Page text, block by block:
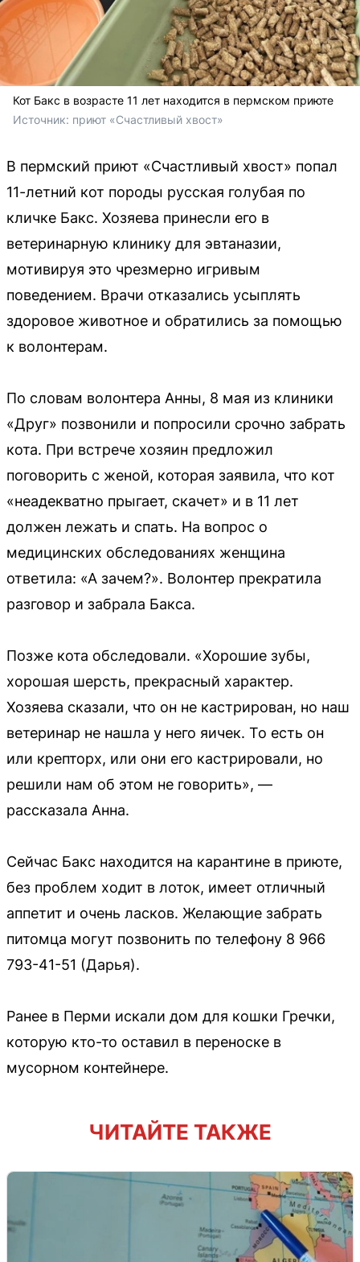
Кот Бакс в возрасте 11 лет находится в пермском приюте
Источник: приют «Счастливый хвост»
В пермский приют «Счастливый хвост» попал
11-летний кот породы русская голубая по
кличке Бакс. Хозяева принесли его в
ветеринарную клинику для эвтаназии,
мотивируя это чрезмерно игривым
поведением. Врачи отказались усыплять
здоровое животное и обратились за помощью
к волонтерам.
По словам волонтера Анны, 8 мая из клиники
«Друг» позвонили и попросили срочно забрать
кота. При встрече хозяин предложил
поговорить с женой, которая заявила, что кот
«неадекватно прыгает, скачет» и в 11 лет
должен лежать и спать. На вопрос о
медицинских обследованиях женщина
ответила: «А зачем?». Волонтер прекратила
разговор и забрала Бакса.
Позже кота обследовали. «Хорошие зубы,
хорошая шерсть, прекрасный характер.
Хозяева сказали, что он не кастрирован, но наш
ветеринар не нашла у него яичек. То есть он
или крепторх, или они его кастрировали, но
решили нам об этом не говорить», —
рассказала Анна.
Сейчас Бакс находится на карантине в приюте,
без проблем ходит в лоток, имеет отличный
аппетит и очень ласков. Желающие забрать
питомца могут позвонить по телефону 8 966
793-41-51 (Дарья).
Ранее в Перми искали дом для кошки Гречки,
которую кто-то оставил в переноске в
мусорном контейнере.
ЧИТАЙТЕ ТАКЖЕ